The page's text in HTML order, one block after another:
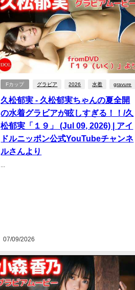
Fカップ グラビア 2026 水着 gravure
久松郁実 - 久松郁実ちゃんの夏全開
の水着グラビアが眩しすぎる！！/久
松郁実「１９」 (Jul 09, 2026) | アイ
ドルニッポン公式YouTubeチャンネ
ルさんより
...
07/09/2026